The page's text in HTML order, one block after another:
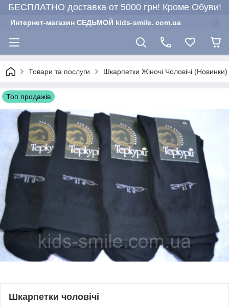
БЕСПЛАТНО доставка от 5000 грн! Кроме Обуви!
Интернет-магазин СЕДЬМОЙ kids-smile. com.ua
Товари та послуги Шкарпетки Жіночі Чоловічі (Новинки)
Топ продажів
Шкарпетки чоловічі